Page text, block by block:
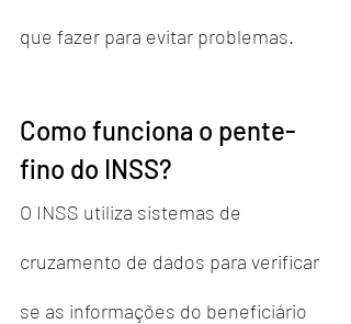
que fazer para evitar problemas.
Como funciona o pente-
fino do INSS?
O INSS utiliza sistemas de
cruzamento de dados para verificar
se as informações do beneficiário